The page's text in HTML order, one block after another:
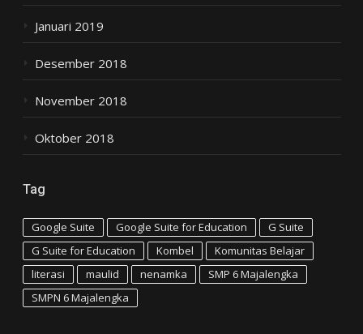
Januari 2019
Desember 2018
November 2018
Oktober 2018
Tag
Google Suite Google Suite for Education
G Suite
G Suite for Education
Kombel
Komunitas Belajar
literasi
maulid nenamka
SMP 6 Majalengka
SMPN 6 Majalengka